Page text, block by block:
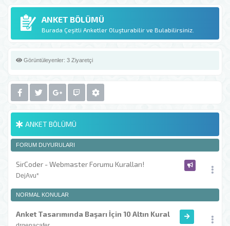
ANKET BÖLÜMÜ
Burada Çeşitli Anketler Oluşturabilir ve Bulabilirsiniz.
Görüntüleyenler: 3 Ziyaretçi
ANKET BÖLÜMÜ
FORUM DUYURULARI
SirCoder - Webmaster Forumu Kuralları!
DejAvu*
NORMAL KONULAR
Anket Tasarımında Başarı İçin 10 Altın Kural